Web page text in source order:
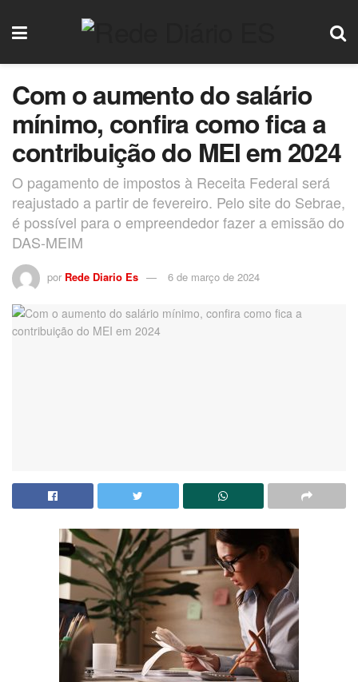
Com o aumento do salário
mínimo, confira como fica a
contribuição do MEI em 2024
O pagamento de impostos à Receita Federal será
reajustado a partir de fevereiro. Pelo site do Sebrae,
é possível para o empreendedor fazer a emissão do
DAS-MEIM
por Rede Diario Es 6 de março de 2024